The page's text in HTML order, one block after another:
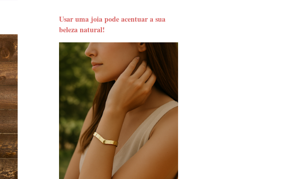
Usar uma joia pode acentuar a sua
beleza natural!